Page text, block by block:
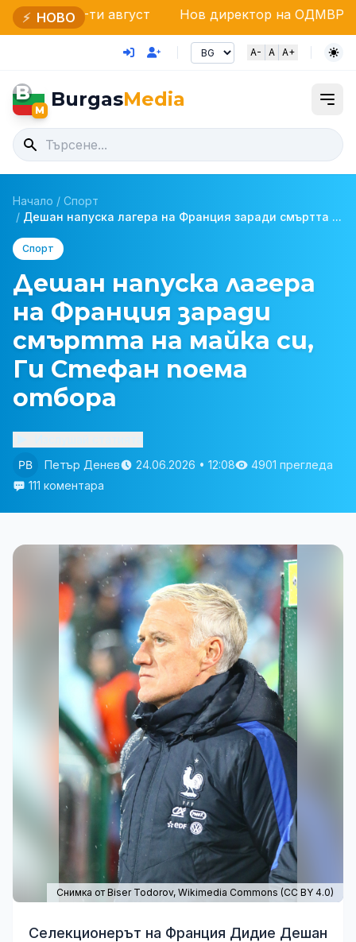
⚡ НОВО
август Нов директор на ОДМВР – Бургас:
A- A A+
B
M BurgasMedia
Начало / Спорт
/ Дешан напуска лагера на Франция заради смъртта ...
Спорт
Дешан напуска лагера
на Франция заради
смъртта на майка си,
Ги Стефан поема
отбора
Петър Денев
24.06.2026 • 12:08
4901 прегледа
111 коментара
Снимка от Biser Todorov, Wikimedia Commons (CC BY 4.0)
Селекционерът на Франция Дидие Дешан